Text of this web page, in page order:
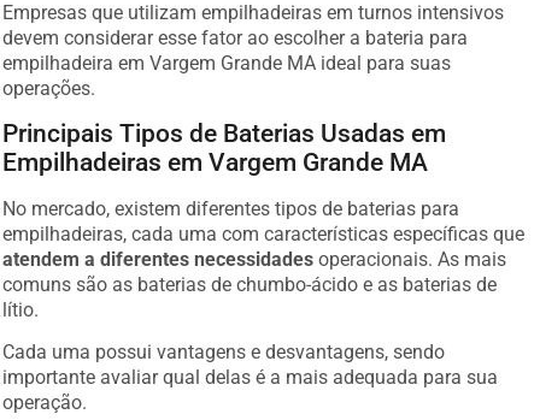
Empresas que utilizam empilhadeiras em turnos intensivos
devem considerar esse fator ao escolher a bateria para
empilhadeira em Vargem Grande MA ideal para suas
operações.
Principais Tipos de Baterias Usadas em
Empilhadeiras em Vargem Grande MA
No mercado, existem diferentes tipos de baterias para
empilhadeiras, cada uma com características específicas que
atendem a diferentes necessidades operacionais. As mais
comuns são as baterias de chumbo-ácido e as baterias de
lítio.
Cada uma possui vantagens e desvantagens, sendo
importante avaliar qual delas é a mais adequada para sua
operação.